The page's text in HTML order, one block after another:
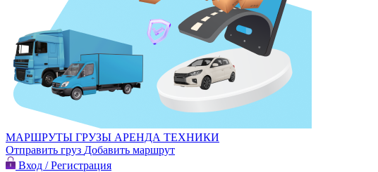
МАРШРУТЫ ГРУЗЫ АРЕНДА ТЕХНИКИ
Отправить груз Добавить маршрут
Вход / Регистрация